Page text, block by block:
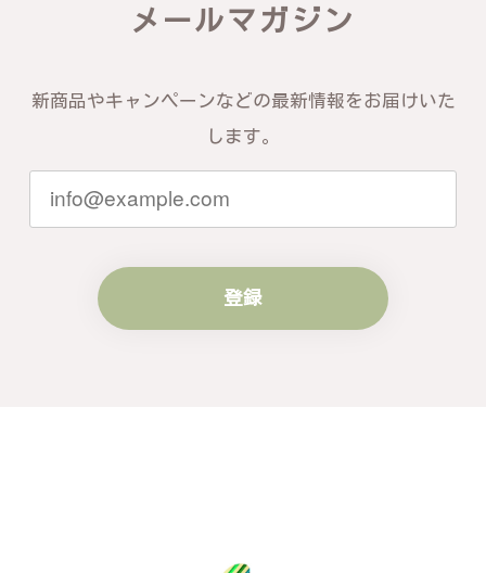
き、誠にありがとうございます。お客様
す。お届けしたバングルが期待以上との
お言葉を頂戴し、励みになります。今後
ともお客様にご満足頂けるサービスを心
き続きどうぞよろしくお願い申し上げま
す。
メールマガジン
新商品やキャンペーンなどの最新情報をお届けいた
します。
登録